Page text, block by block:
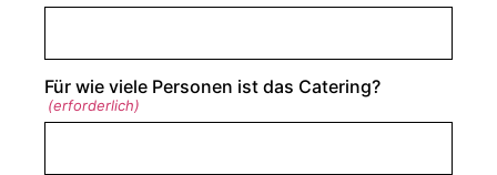
Für wie viele Personen ist das Catering?
(erforderlich)